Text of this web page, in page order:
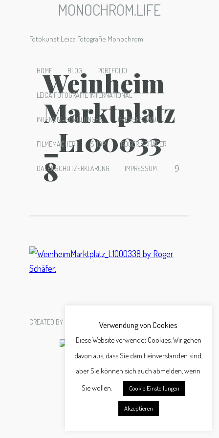
MONOCHROM.LIFE
Fotokunst Leica Fotografie Monochrom
HOME BLOG PORTFOLIO
LEICA FOTOGRAFIE INTERNATIONAL
INTENSIV-SCHULUNGEN PRESSESCHAU
FILMEMACHER SHOP ROGER SCHÄFER
DATENSCHUTZERKLÄRUNG IMPRESSUM
Weinheim
Marktplatz
_L100033
8
CREATED BY SCHÄFER WERBEAGENTUR GMBH
Verwendung von Cookies
Diese Website verwendet Cookies. Wir gehen
davon aus, dass Sie damit einverstanden sind,
aber Sie können sich auch abmelden, wenn
Sie wollen.
Cookie Einstellungen
Akzeptieren